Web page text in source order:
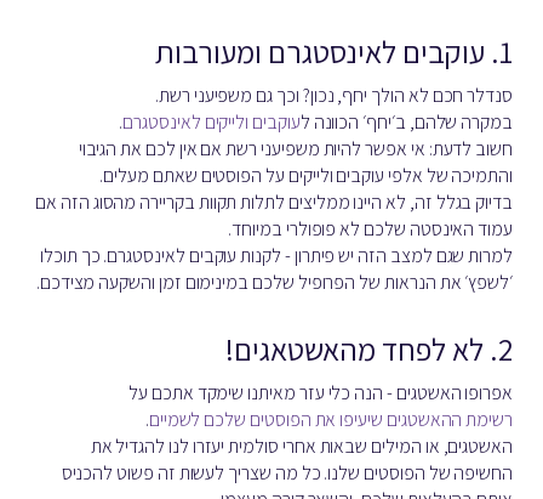
1. עוקבים לאינסטגרם ומעורבות
סנדלר חכם לא הולך יחף, נכון? וכך גם משפיעני רשת.
במקרה שלהם, ב׳יחף׳ הכוונה לעוקבים ולייקים לאינסטגרם.
חשוב לדעת: אי אפשר להיות משפיעני רשת אם אין לכם את הגיבוי
והתמיכה של אלפי עוקבים ולייקים על הפוסטים שאתם מעלים.
בדיוק בגלל זה, לא היינו ממליצים לתלות תקוות בקריירה מהסוג הזה אם
עמוד האינסטה שלכם לא פופולרי במיוחד.
למרות שגם למצב הזה יש פיתרון - לקנות עוקבים לאינסטגרם. כך תוכלו
׳לשפץ׳ את הנראות של הפרופיל שלכם במינימום זמן והשקעה מצידכם.
2. לא לפחד מהאשטאגים!
אפרופו האשטגים - הנה כלי עזר מאיתנו שימקד אתכם על
רשימת ההאשטגים שיעיפו את הפוסטים שלכם לשמיים.
האשטגים, או המילים שבאות אחרי סולמית יעזרו לנו להגדיל את
החשיפה של הפוסטים שלנו. כל מה שצריך לעשות זה פשוט להכניס